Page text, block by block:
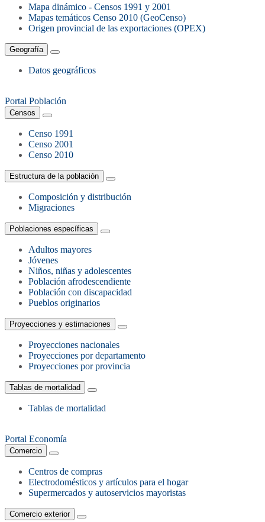
Mapa dinámico - Censos 1991 y 2001
Mapas temáticos Censo 2010 (GeoCenso)
Origen provincial de las exportaciones (OPEX)
Geografía
Datos geográficos
Portal Población
Censos
Censo 1991
Censo 2001
Censo 2010
Estructura de la población
Composición y distribución
Migraciones
Poblaciones específicas
Adultos mayores
Jóvenes
Niños, niñas y adolescentes
Población afrodescendiente
Población con discapacidad
Pueblos originarios
Proyecciones y estimaciones
Proyecciones nacionales
Proyecciones por departamento
Proyecciones por provincia
Tablas de mortalidad
Tablas de mortalidad
Portal Economía
Comercio
Centros de compras
Electrodomésticos y artículos para el hogar
Supermercados y autoservicios mayoristas
Comercio exterior